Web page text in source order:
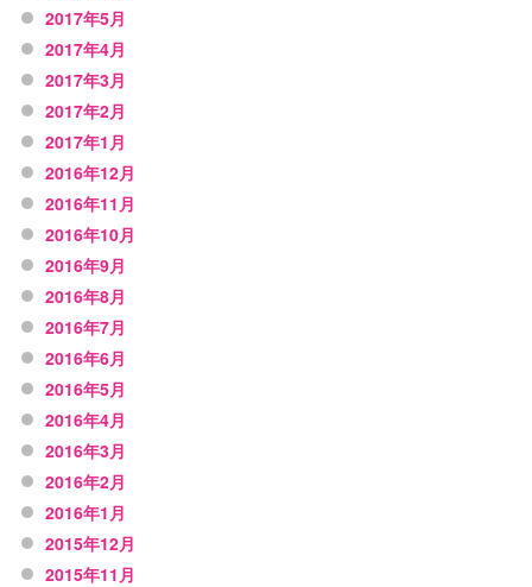
2017年5月
2017年4月
2017年3月
2017年2月
2017年1月
2016年12月
2016年11月
2016年10月
2016年9月
2016年8月
2016年7月
2016年6月
2016年5月
2016年4月
2016年3月
2016年2月
2016年1月
2015年12月
2015年11月